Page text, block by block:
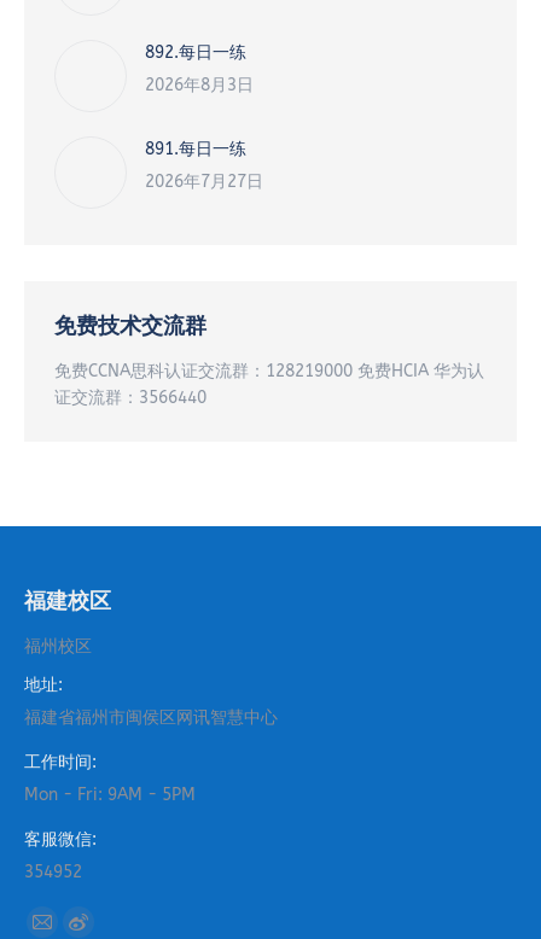
892.每日一练
2026年8月3日
891.每日一练
2026年7月27日
免费技术交流群
免费CCNA思科认证交流群：128219000 免费HCIA 华为认
证交流群：3566440
福建校区
福州校区
地址:
福建省福州市闽侯区网讯智慧中心
工作时间:
Mon - Fri: 9AM - 5PM
客服微信:
354952
找到我们：